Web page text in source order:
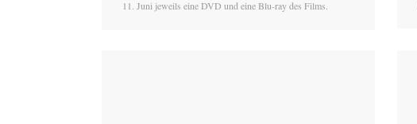
11. Juni jeweils eine DVD und eine Blu-ray des Films.